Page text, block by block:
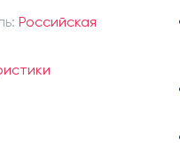
Российская